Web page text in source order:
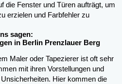
die Fenster und Türen aufträgt, um
erzielen und Farbfehler zu
sagen:
in Berlin Prenzlauer Berg
Maler oder Tapezierer ist oft sehr
mit ihren Vorstellungen und
Hier kommen die